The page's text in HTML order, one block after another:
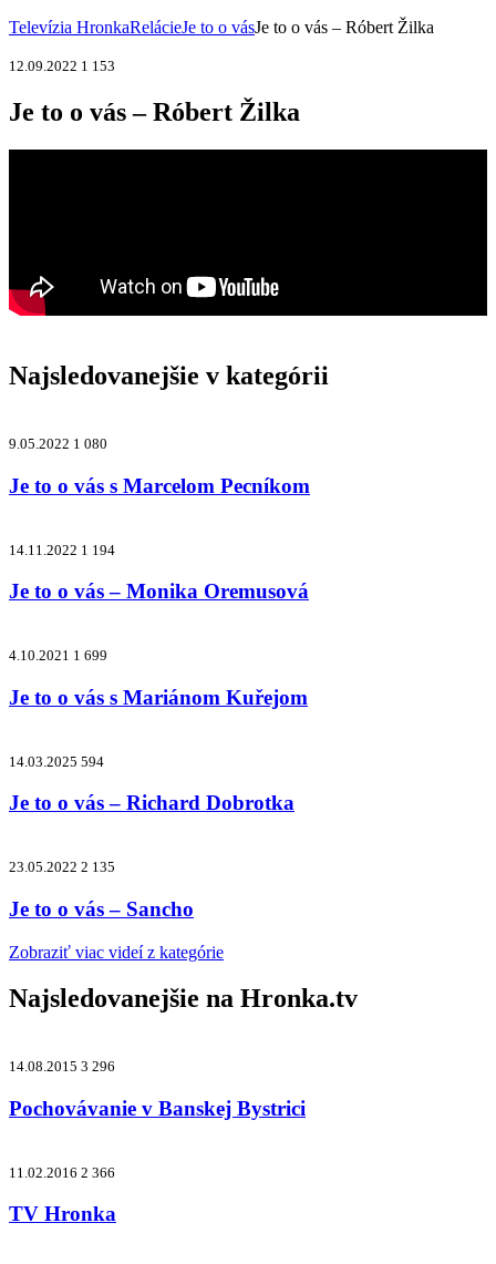
Televízia HronkaRelácieJe to o vásJe to o vás – Róbert Žilka
12.09.2022 1 153
Je to o vás – Róbert Žilka
Najsledovanejšie v kategórii
9.05.2022 1 080
Je to o vás s Marcelom Pecníkom
14.11.2022 1 194
Je to o vás – Monika Oremusová
4.10.2021 1 699
Je to o vás s Mariánom Kuřejom
14.03.2025 594
Je to o vás – Richard Dobrotka
23.05.2022 2 135
Je to o vás – Sancho
Zobraziť viac videí z kategórie
Najsledovanejšie na Hronka.tv
14.08.2015 3 296
Pochovávanie v Banskej Bystrici
11.02.2016 2 366
TV Hronka